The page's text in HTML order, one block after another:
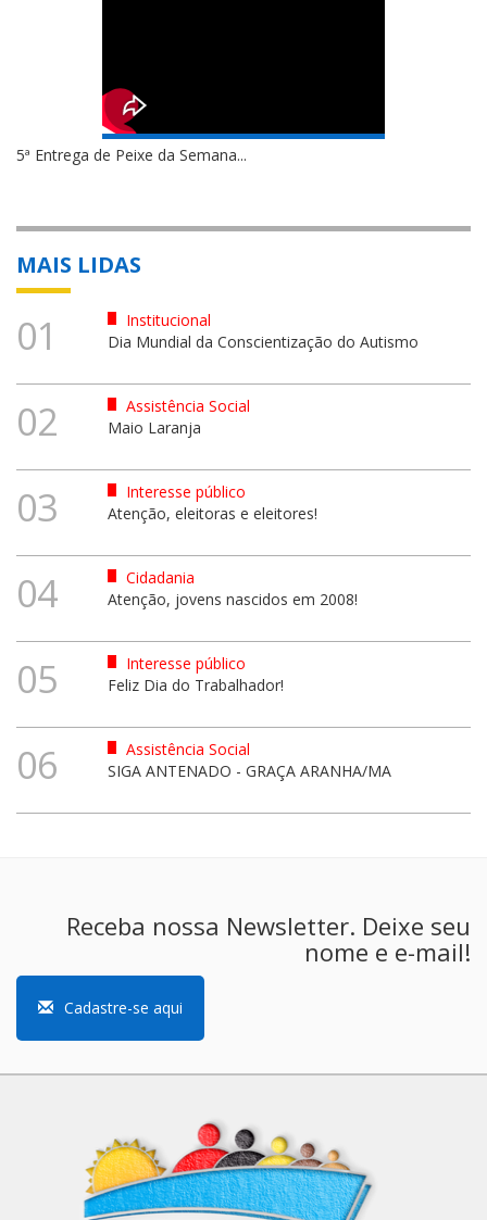
5ª Entrega de Peixe da Semana...
MAIS LIDAS
01
Institucional
Dia Mundial da Conscientização do Autismo
02
Assistência Social
Maio Laranja
03
Interesse público
Atenção, eleitoras e eleitores!
04
Cidadania
Atenção, jovens nascidos em 2008!
05
Interesse público
Feliz Dia do Trabalhador!
06
Assistência Social
SIGA ANTENADO - GRAÇA ARANHA/MA
Receba nossa Newsletter. Deixe seu
nome e e-mail!
Cadastre-se aqui